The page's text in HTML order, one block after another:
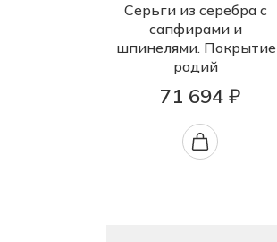
Серьги из серебра с
сапфирами и
шпинелями. Покрытие
родий
71 694 ₽